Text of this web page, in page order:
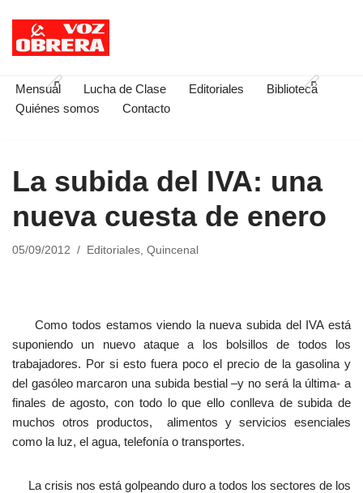
Saltar
contenido
Mensual Lucha de Clase Editoriales
Biblioteca
Quiénes somos
Contacto
La subida del IVA: una
nueva cuesta de enero
05/09/2012 Editoriales, Quincenal
Como todos estamos viendo la nueva subida del IVA está
suponiendo un nuevo ataque a los bolsillos de todos los
trabajadores. Por si esto fuera poco el precio de la gasolina y
del gasóleo marcaron una subida bestial –y no será la última- a
finales de agosto, con todo lo que ello conlleva de subida de
muchos otros productos, alimentos y servicios esenciales
como la luz, el agua, telefonía o transportes.
La crisis nos está golpeando duro a todos los sectores de los